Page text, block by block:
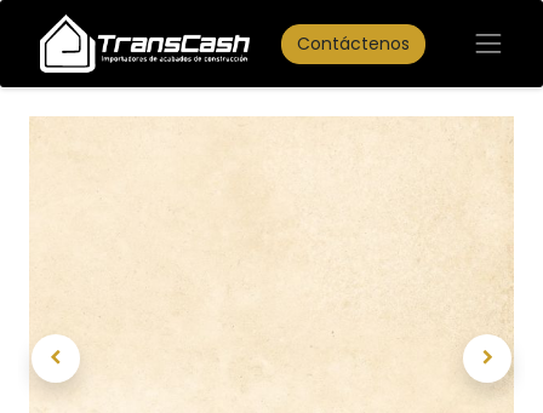
Contáctenos